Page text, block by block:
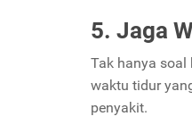
5. Jaga
Tak hanya soal
waktu tidur
penyakit.